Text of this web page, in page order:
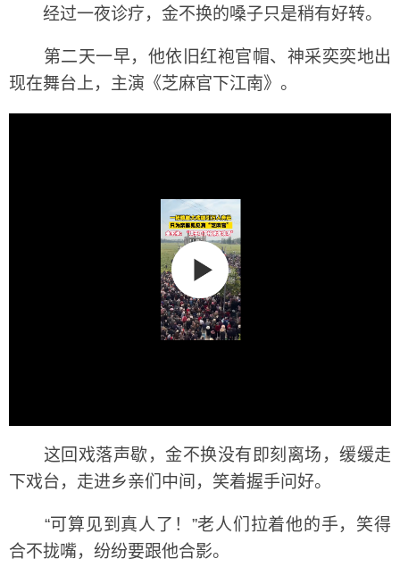
经过一夜诊疗，金不换的嗓子只是稍有好转。
第二天一早，他依旧红袍官帽、神采奕奕地出
现在舞台上，主演《芝麻官下江南》。
这回戏落声歇，金不换没有即刻离场，缓缓走
下戏台，走进乡亲们中间，笑着握手问好。
“可算见到真人了！”老人们拉着他的手，笑得
合不拢嘴，纷纷要跟他合影。